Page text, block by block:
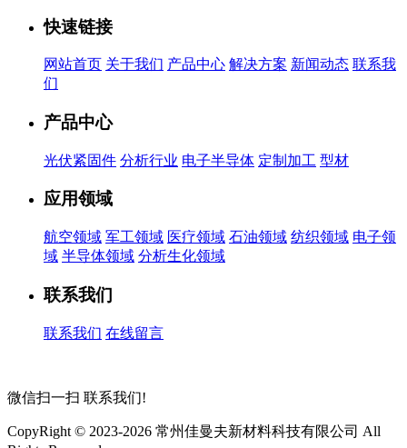
快速链接
网站首页 关于我们 产品中心 解决方案 新闻动态 联系我
们
产品中心
光伏紧固件 分析行业 电子半导体 定制加工 型材
应用领域
航空领域 军工领域 医疗领域 石油领域 纺织领域 电子领
域 半导体领域 分析生化领域
联系我们
联系我们 在线留言
微信扫一扫 联系我们!
CopyRight © 2023-2026 常州佳曼夫新材料科技有限公司 All